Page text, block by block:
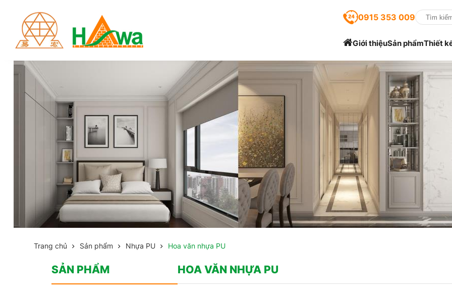
0915 353 009
Giới thiệuSản phẩmThiết
Trang chủ Sản phẩm Nhựa PU Hoa văn nhựa PU
HOA VĂN NHỰA PU
SẢN PHẨM